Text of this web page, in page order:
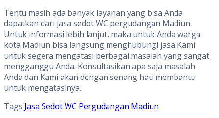
Tentu masih ada banyak layanan yang bisa Anda
dapatkan dari jasa sedot WC pergudangan Madiun.
Untuk informasi lebih lanjut, maka untuk Anda warga
kota Madiun bisa langsung menghubungi jasa Kami
untuk segera mengatasi berbagai masalah yang sangat
mengganggu Anda. Konsultasikan apa saja masalah
Anda dan Kami akan dengan senang hati membantu
untuk mengatasinya.
Tags Jasa Sedot WC Pergudangan Madiun